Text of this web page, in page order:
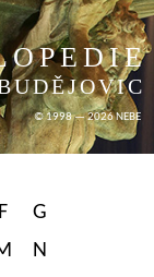
© 1998 — 2026 NEBE
F
G
N